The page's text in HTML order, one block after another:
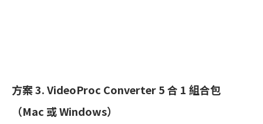
方案 3. VideoProc Converter 5 合 1 組合包
（Mac 或 Windows）